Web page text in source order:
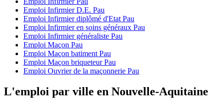
Emploi Infirmier D.E. Pau
Emploi Infirmier diplômé d'Etat Pau
Emploi Infirmier en soins généraux Pau
Emploi Infirmier généraliste Pau
Emploi Maçon Pau
Emploi Maçon batiment Pau
Emploi Maçon briqueteur Pau
Emploi Ouvrier de la maçonnerie Pau
L'emploi par ville en Nouvelle-Aquitaine